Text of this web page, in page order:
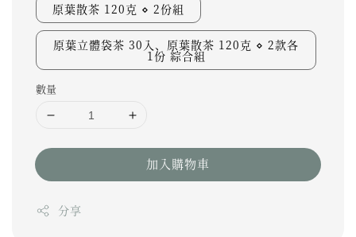
原葉散茶 120克 ⋄ 2份組
原葉立體袋茶 30入、原葉散茶 120克 ⋄ 2款各
1份 綜合組
數量
加入購物車
分享